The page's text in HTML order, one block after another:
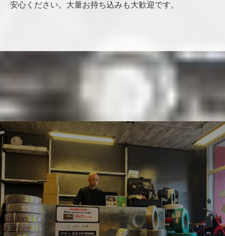
安心ください。大量お持ち込みも大歓迎です。